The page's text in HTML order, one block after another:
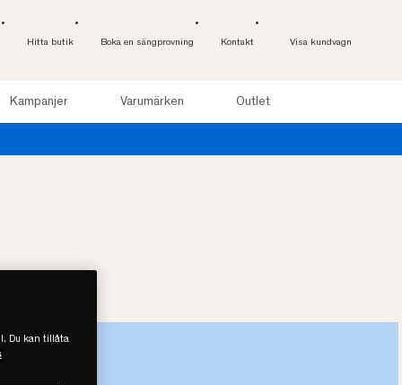
Hitta butik Boka en sängprovning Kontakt Visa kundvagn
Kampanjer Varumärken Outlet
Du kan tillåta